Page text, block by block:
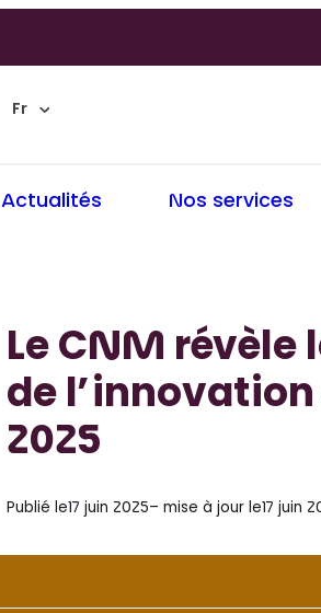
Fr
Actualités Nos services
Le CNM révèle
de
2025
Publié le17 juin 2025– mise à jour le17 juin